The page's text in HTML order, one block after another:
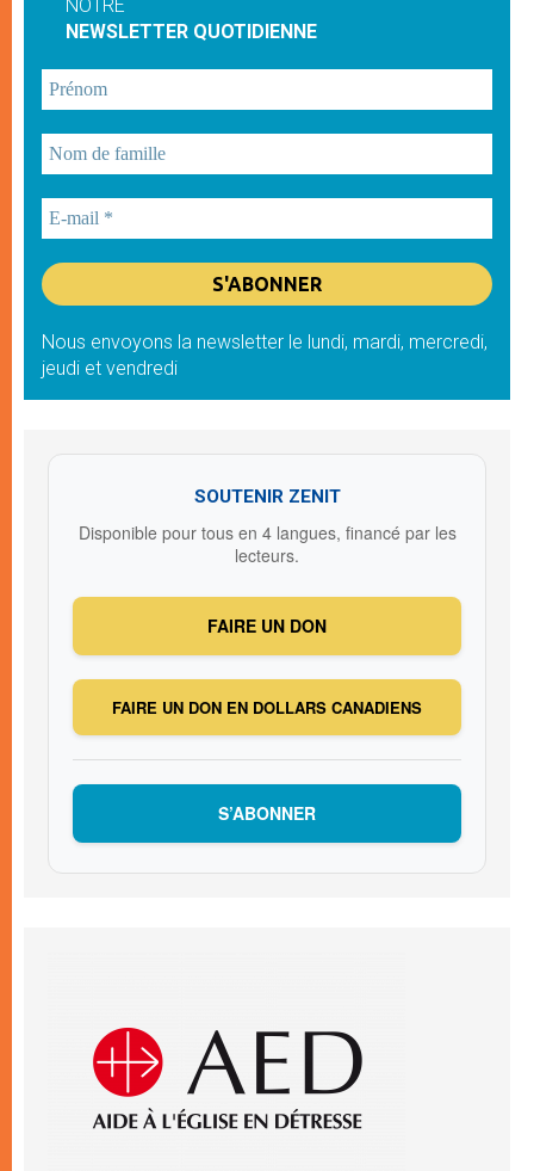
NOTRE
NEWSLETTER QUOTIDIENNE
Nous envoyons la newsletter le lundi, mardi, mercredi,
jeudi et vendredi
SOUTENIR ZENIT
Disponible pour tous en 4 langues, financé par les
lecteurs.
FAIRE UN DON
FAIRE UN DON EN DOLLARS CANADIENS
S’ABONNER